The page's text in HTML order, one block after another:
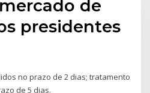
de
presidentes
no prazo de 2 dias; tratamento
de 5 dias.